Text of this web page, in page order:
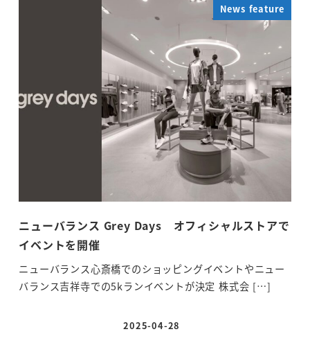
News feature
ニューバランス Grey Days オフィシャルストアで
イベントを開催
ニューバランス心斎橋でのショッピングイベントやニュー
バランス吉祥寺での5kランイベントが決定 株式会 […]
投稿日
2025-04-28